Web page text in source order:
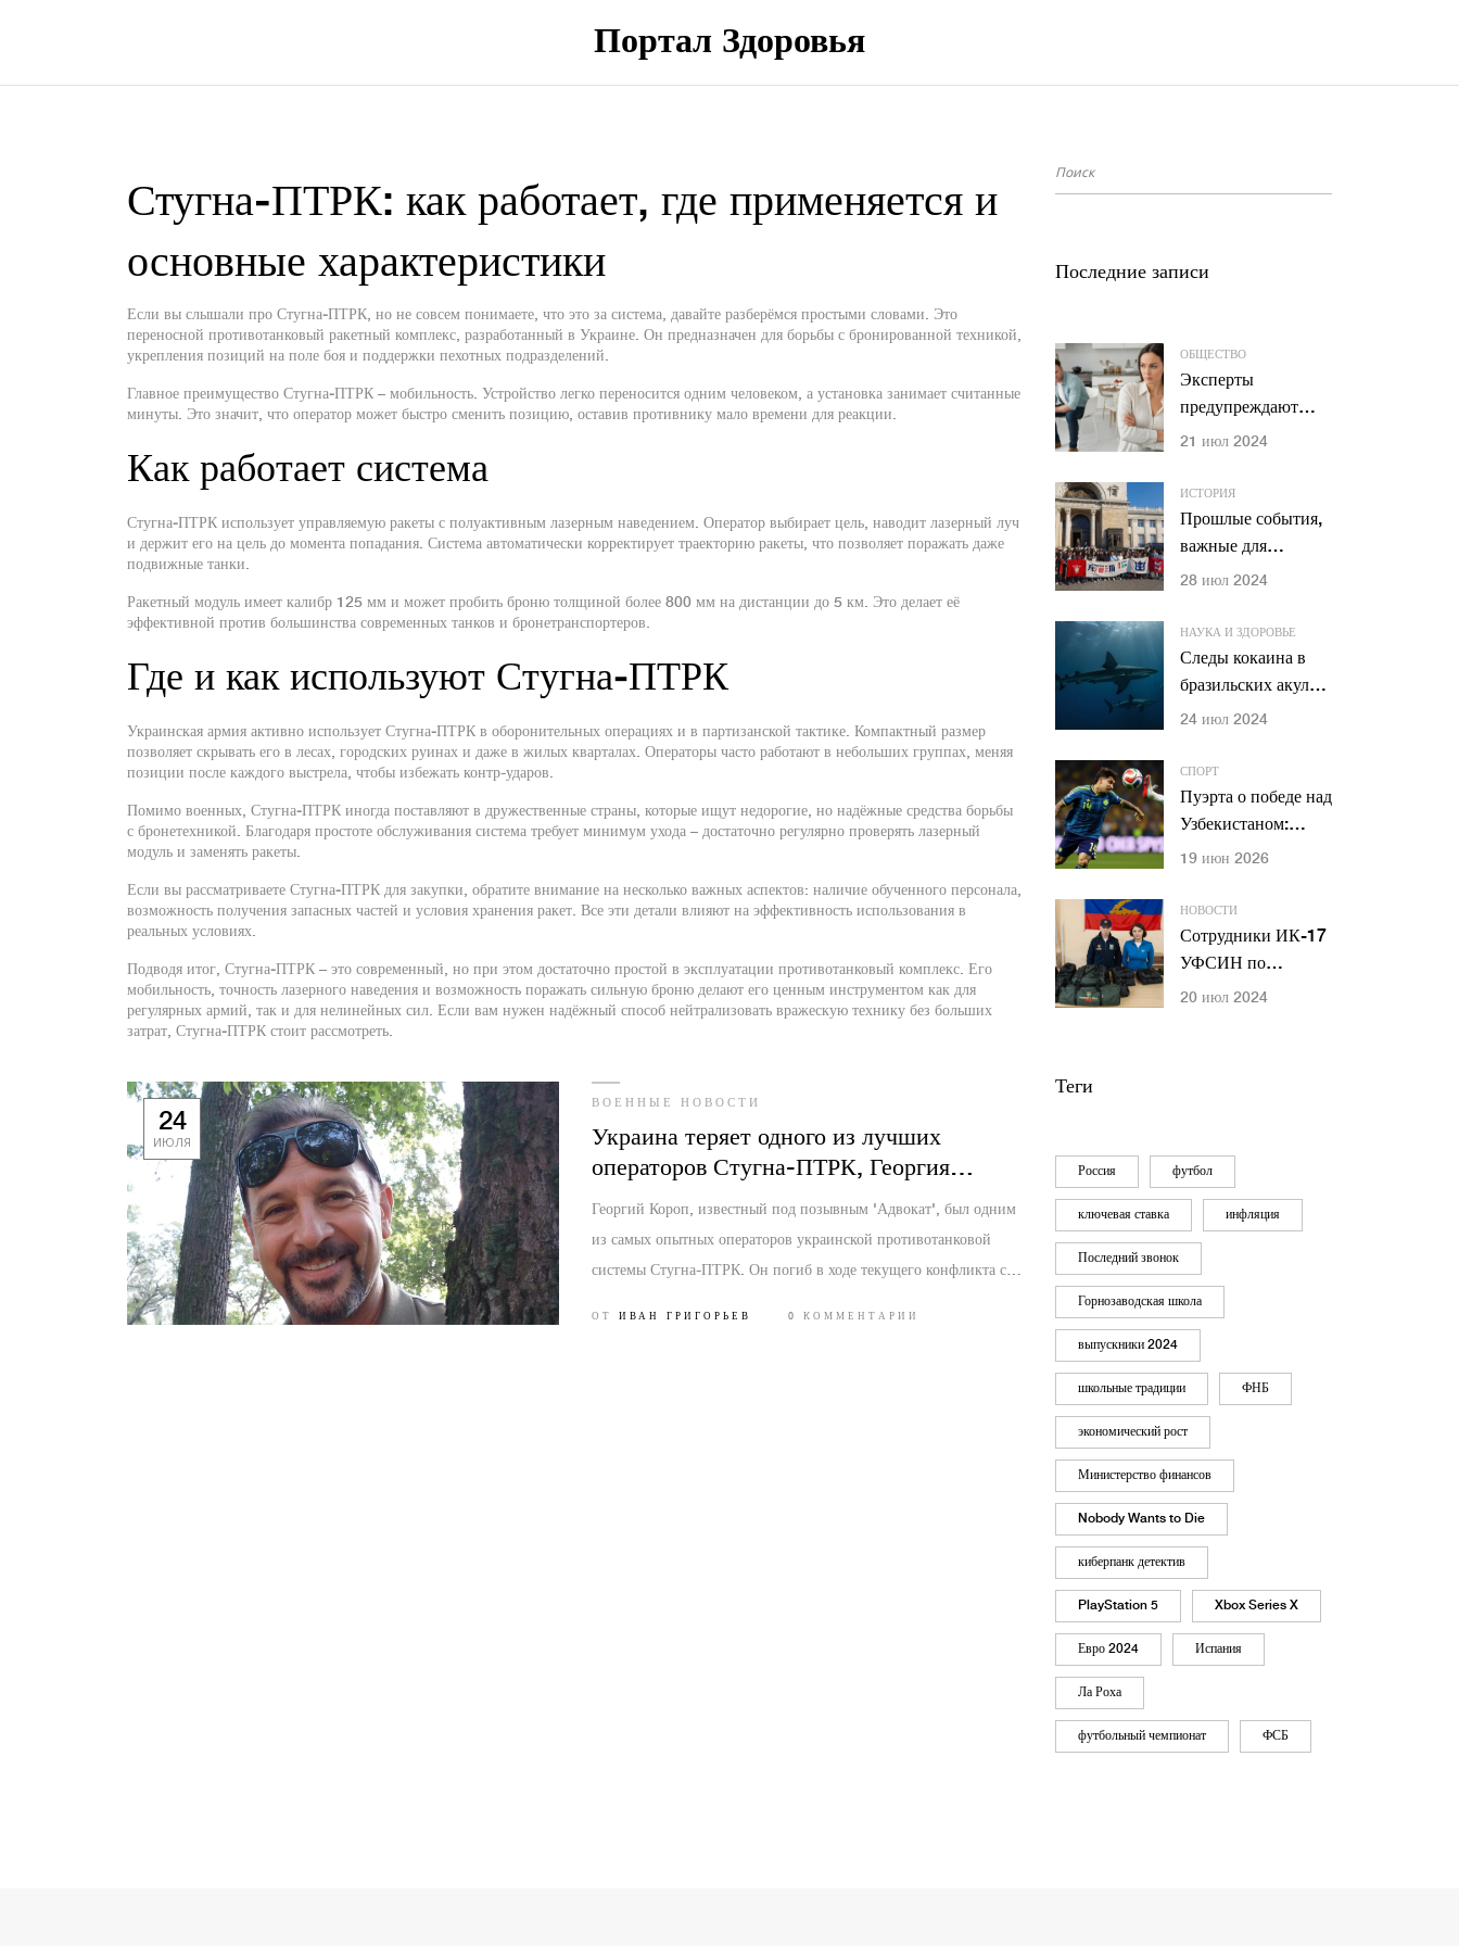
Портал Здоровья
Стугна‑ПТРК: как работает, где применяется и
основные характеристики
Если вы слышали про Стугна‑ПТРК, но не совсем понимаете, что это за система, давайте разберёмся простыми словами. Это
переносной противотанковый ракетный комплекс, разработанный в Украине. Он предназначен для борьбы с бронированной техникой,
укрепления позиций на поле боя и поддержки пехотных подразделений.
Главное преимущество Стугна‑ПТРК – мобильность. Устройство легко переносится одним человеком, а установка занимает считанные
минуты. Это значит, что оператор может быстро сменить позицию, оставив противнику мало времени для реакции.
Как работает система
Стугна‑ПТРК использует управляемую ракеты с полуактивным лазерным наведением. Оператор выбирает цель, наводит лазерный луч
и держит его на цель до момента попадания. Система автоматически корректирует траекторию ракеты, что позволяет поражать даже
подвижные танки.
Ракетный модуль имеет калибр 125 мм и может пробить броню толщиной более 800 мм на дистанции до 5 км. Это делает её
эффективной против большинства современных танков и бронетранспортеров.
Где и как используют Стугна‑ПТРК
Украинская армия активно использует Стугна‑ПТРК в оборонительных операциях и в партизанской тактике. Компактный размер
позволяет скрывать его в лесах, городских руинах и даже в жилых кварталах. Операторы часто работают в небольших группах, меняя
позиции после каждого выстрела, чтобы избежать контр-ударов.
Помимо военных, Стугна‑ПТРК иногда поставляют в дружественные страны, которые ищут недорогие, но надёжные средства борьбы
с бронетехникой. Благодаря простоте обслуживания система требует минимум ухода – достаточно регулярно проверять лазерный
модуль и заменять ракеты.
Если вы рассматриваете Стугна‑ПТРК для закупки, обратите внимание на несколько важных аспектов: наличие обученного персонала,
возможность получения запасных частей и условия хранения ракет. Все эти детали влияют на эффективность использования в
реальных условиях.
Подводя итог, Стугна‑ПТРК – это современный, но при этом достаточно простой в эксплуатации противотанковый комплекс. Его
мобильность, точность лазерного наведения и возможность поражать сильную броню делают его ценным инструментом как для
регулярных армий, так и для нелинейных сил. Если вам нужен надёжный способ нейтрализовать вражескую технику без больших
затрат, Стугна‑ПТРК стоит рассмотреть.
24
ИЮЛЯ
ВОЕННЫЕ НОВОСТИ
Украина теряет одного из лучших
операторов Стугна-ПТРК, Георгия
Коропа
Георгий Короп, известный под позывным 'Адвокат', был одним
из самых опытных операторов украинской противотанковой
системы Стугна-ПТРК. Он погиб в ходе текущего конфликта с
ОТ ИВАН ГРИГОРЬЕВ 0 КОММЕНТАРИИ
Последние записи
ОБЩЕСТВО
Эксперты
предупреждают
россиян о факторах,
для семей
21 июл 2024
ИСТОРИЯ
Прошлые события,
важные для
современности:
28 июл 2024
НАУКА И ЗДОРОВЬЕ
Следы кокаина в
бразильских акулах
вызывают тревогу
24 июл 2024
СПОРТ
Пуэрта о победе над
Узбекистаном:
«Доминировали в
19 июн 2026
НОВОСТИ
Сотрудники ИК-17
УФСИН по
Мурманской
20 июл 2024
Теги
Россия футбол
ключевая ставка инфляция
Последний звонок
Горнозаводская школа
выпускники 2024
школьные традиции ФНБ
экономический рост
Министерство финансов
Nobody Wants to Die
киберпанк детектив
PlayStation 5 Xbox Series X
Евро 2024 Испания
Ла Роха
футбольный чемпионат ФСБ